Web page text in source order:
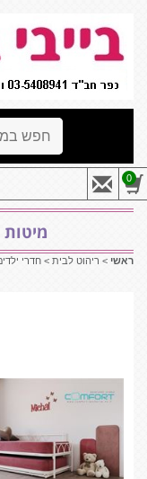
0
ראשי > ריהוט לבית > חדרי